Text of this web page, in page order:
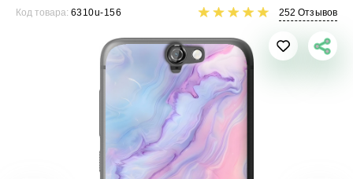
Код товара: 6310u-156 252 Отзывов